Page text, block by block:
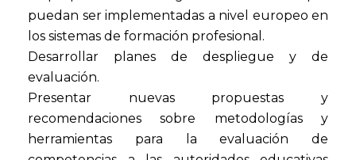
puedan ser implementadas a nivel europeo en
los sistemas de formación profesional.
Desarrollar planes de despliegue y de
evaluación.
Presentar nuevas propuestas y
recomendaciones sobre metodologías y
herramientas para la evaluación de